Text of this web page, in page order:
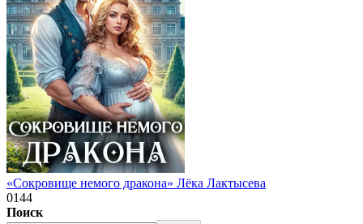
«Сокровище немого дракона» Лёка Лактысева
0144
Поиск